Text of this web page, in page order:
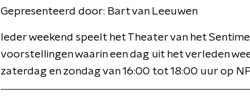
Gepresenteerd door: Bart van Leeuwen
Ieder weekend speelt het Theater van het
voorstellingen waarin een dag uit het verleden
zaterdag en zondag van 16:00 tot 18:00 uur op